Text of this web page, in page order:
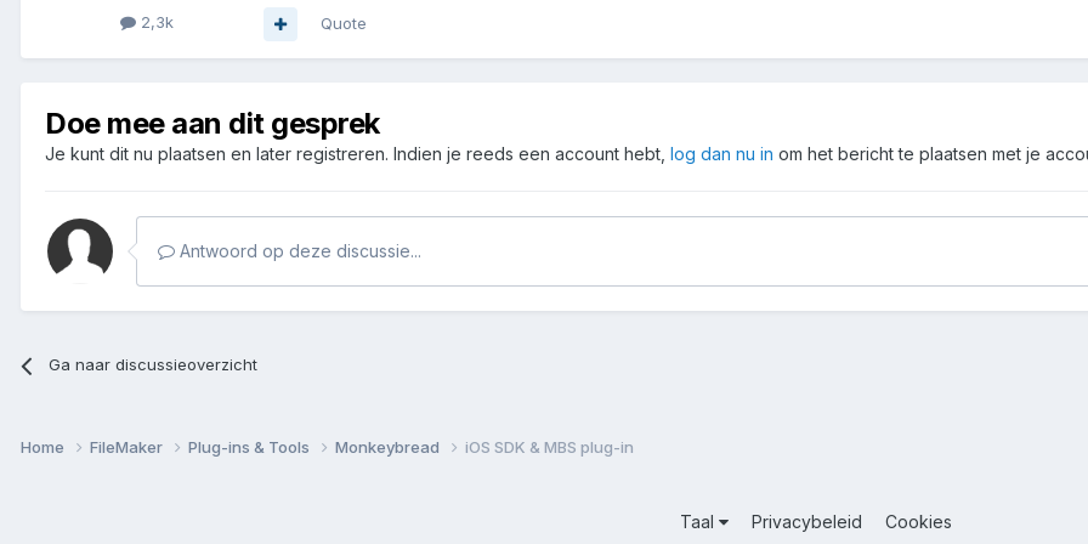
2,3k Quote
Doe mee aan dit gesprek
Je kunt dit nu plaatsen en later registreren. Indien je reeds een account hebt, log dan nu in om het bericht te plaatsen met je
Antwoord op deze discussie...
Ga naar discussieoverzicht
Home FileMaker Plug-ins & Tools Monkeybread iOS SDK & MBS plug-in
Taal Privacybeleid Cookies